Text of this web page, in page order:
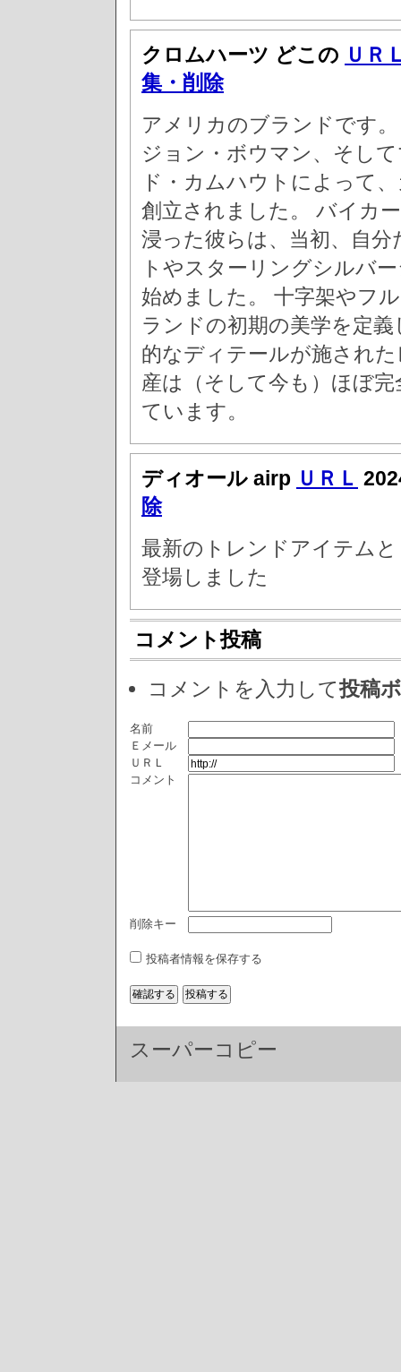
クロムハーツ どこの ＵＲ
集・削除
アメリカのブランドです
ジョン・ボウマン、そし
ド・カムハウトによって
創立されました。 バイカ
浸った彼らは、当初、自
トやスターリングシルバ
始めました。 十字架やフ
ランドの初期の美学を定
的なディテールが施され
産は（そして今も）ほぼ
ています。
ディオール airp ＵＲＬ
除
最新のトレンドアイテム
登場しました
コメント投稿
コメントを入力して投稿
名前
Ｅメール
ＵＲＬ
コメント
削除キー
投稿者情報を保存する
スーパーコピー